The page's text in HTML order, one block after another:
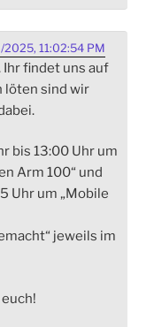
11:02:54 PM
Ihr findet uns auf
löten sind wir
bis 13:00 Uhr um
Arm 100“ und
Uhr um „Mobile
jeweils im